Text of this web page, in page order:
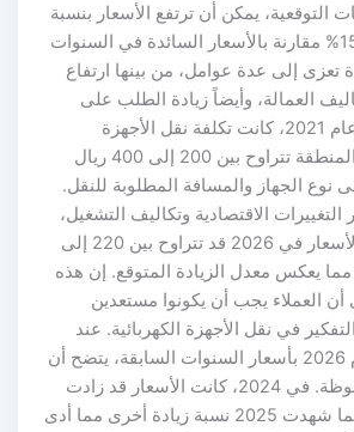
التوقعية، يمكن أن ترتفع الأسعار بنسبة
بين 10 إلى 15% مقارنة بالأسعار السائدة في السنوات
تعزى إلى عدة عوامل، من بينها ارتفاع
العمالة، وأيضاً زيادة الطلب على
خدمات النقل. في عام 2021، كانت تكلفة نقل الأجهزة
الكهربائية في هذه المنطقة تتراوح بين 200 إلى 400 ريال
الجهاز والمسافة المطلوبة للنقل.
الاقتصادية وتكاليف التشغيل،
يمكن أن تتوقع أن الأسعار في 2026 قد تتراوح بين 220 إلى
يعكس معدل الزيادة المتوقع. إن هذه
العملاء يجب أن يكونوا مستعدين
في نقل الأجهزة الكهربائية. عند
مقارنة الأسعار لعام 2026 بأسعار السنوات السابقة، يتضح أن
الزيادة ستكون ملحوظة. في 2024، كانت الأسعار قد زادت
بنسبة 5% فقط، بينما شهدت 2025 نسبة زيادة أخرى مما أدى